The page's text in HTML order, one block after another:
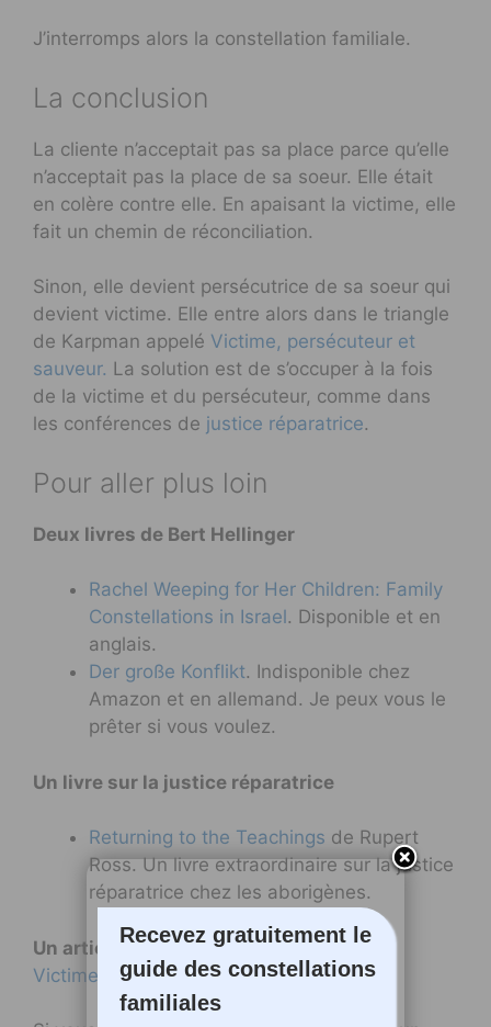
J’interromps alors la constellation familiale.
La conclusion
La cliente n’acceptait pas sa place parce qu’elle
n’acceptait pas la place de sa soeur. Elle était
en colère contre elle. En apaisant la victime, elle
fait un chemin de réconciliation.
Sinon, elle devient persécutrice de sa soeur qui
devient victime. Elle entre alors dans le triangle
de Karpman appelé Victime, persécuteur et
sauveur. La solution est de s’occuper à la fois
de la victime et du persécuteur, comme dans
les conférences de justice réparatrice.
Pour aller plus loin
Deux livres de Bert Hellinger
Rachel Weeping for Her Children: Family
Constellations in Israel. Disponible et en
anglais.
Der große Konflikt. Indisponible chez
Amazon et en allemand. Je peux vous le
prêter si vous voulez.
Un livre sur la justice réparatrice
Returning to the Teachings de Rupert
Ross. Un livre extraordinaire sur la justice
réparatrice chez les aborigènes.
Un article sur le triangle de Karpmann
Victime, persécuteur et sauveur
Recevez gratuitement le
guide des constellations
familiales